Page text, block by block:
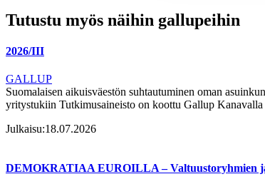
Tutustu myös näihin gallupeihin
2026/III
GALLUP
Suomalaisen aikuisväestön suhtautuminen oman
yritystukiin Tutkimusaineisto on koottu Gallup Kanavalla
Julkaisu:18.07.2026
DEMOKRATIAA EUROILLA – Valtuustoryhmien